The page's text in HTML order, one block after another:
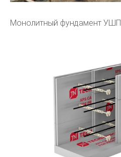
Монолитный фундамент УШП